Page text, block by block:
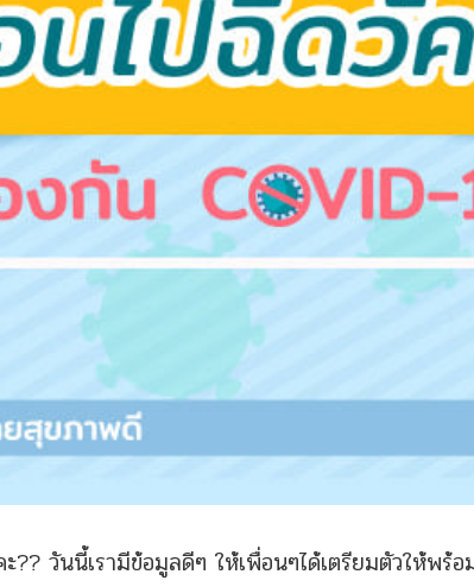
วันนี้เรามีข้อมูลดีๆ ให้เพื่อนๆได้เตรียมตัวให้พร้